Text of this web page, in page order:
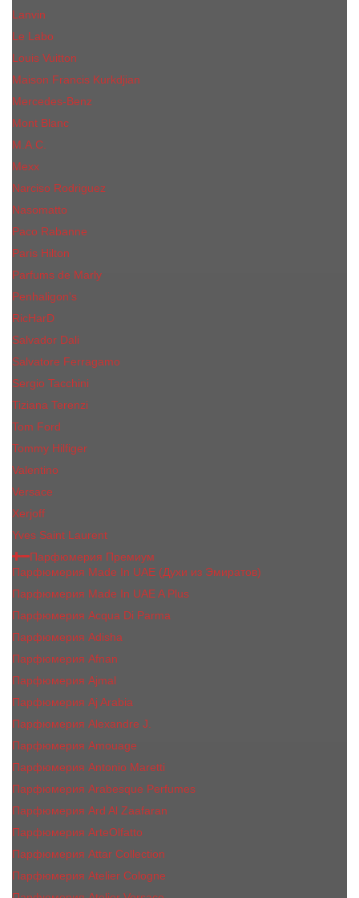
Lanvin
Le Labo
Louis Vuitton
Maison Francis Kurkdjian
Mercedes-Benz
Mont Blanc
M.А.C.
Mexx
Narciso Rodriguez
Nasomatto
Paco Rabanne
Paris Hilton
Parfums de Marly
Penhaligon​'s
RicHarD
Salvador Dali
Salvatore Ferragamo
Sergio Tacchini
Tiziana Terenzi
Tom Ford
Tommy Hilfiger
Valentino
Versace
Xerjoff
Yves Saint Laurent
Парфюмерия Премиум
Парфюмерия Made In UAE (Духи из Эмиратов)
Парфюмерия Made In UAE A Plus
Парфюмерия Acqua Di Parma
Парфюмерия Adisha
Парфюмерия Afnan
Парфюмерия Ajmal
Парфюмерия Aj Arabia
Парфюмерия Alexandre J.
Парфюмерия Amouage
Парфюмерия Antonio Maretti
Парфюмерия Arabesque Perfumes
Парфюмерия Ard Al Zaafaran
Парфюмерия ArteOlfatto
Парфюмерия Attar Collection
Парфюмерия Atelier Cologne